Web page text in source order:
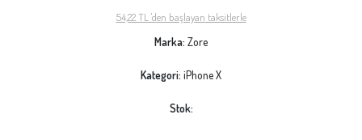
54,22 TL 'den başlayan taksitlerle
Marka: Zore
Kategori: iPhone X
Stok: